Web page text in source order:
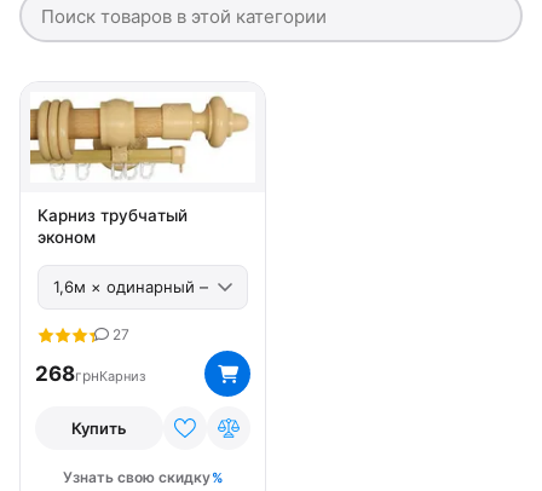
Карниз трубчатый
эконом
27
268грнКарниз
Купить
Узнать свою скидку